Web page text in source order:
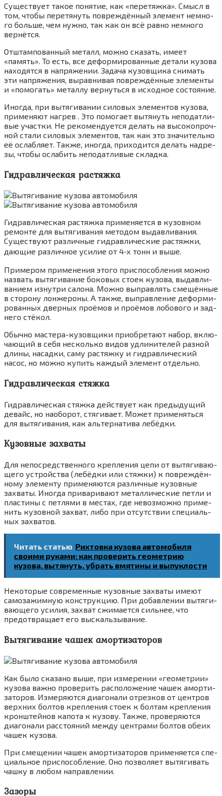
Суще­ству­ет такое поня­тие, как «пере­тяж­ка». Смысл в
том, что­бы пере­тя­нуть повре­ждён­ный эле­мент немно­
го боль­ше, чем нуж­но, так как он всё рав­но немно­го
вер­нёт­ся.
Отштам­по­ван­ный металл, мож­но ска­зать, име­ет
«память». То есть, все дефор­ми­ро­ван­ные дета­ли кузо­ва
нахо­дят­ся в напря­же­нии. Зада­ча кузов­щи­ка сни­мать
эти напря­же­ния, вырав­ни­вая повре­ждён­ные эле­мен­ты
и «помо­гать» метал­лу вер­нуть­ся в исход­ное состо­я­ние.
Ино­гда, при вытя­ги­ва­нии сило­вых эле­мен­тов кузо­ва,
при­ме­ня­ют нагрев . Это помо­га­ет вытя­нуть непо­дат­ли­
вые участ­ки. Не реко­мен­ду­ет­ся делать на высо­ко­проч­
ной ста­ли сило­вых эле­мен­тов, так как это зна­чи­тель­но
её ослаб­ля­ет. Так­же, ино­гда, при­хо­дит­ся делать над­ре­
зы, что­бы осла­бить непо­дат­ли­вые склад­ка.
Гидравлическая растяжка
Гид­рав­ли­че­ская рас­тяж­ка при­ме­ня­ет­ся в кузов­ном
ремон­те для вытя­ги­ва­ния мето­дом выдав­ли­ва­ния.
Суще­ству­ют раз­лич­ные гид­рав­ли­че­ские рас­тяж­ки,
даю­щие раз­лич­ное уси­лие от 4‑х тонн и выше.
При­ме­ром при­ме­не­ния это­го при­спо­соб­ле­ния мож­но
назвать вытя­ги­ва­ние боко­вых сто­ек кузо­ва, выдав­ли­
ва­ни­ем изнут­ри сало­на. Мож­но выправ­лять сме­щён­ные
в сто­ро­ну лон­же­ро­ны. А так­же, выправ­ле­ние дефор­ми­
ро­ван­ных двер­ных про­ёмов и про­ёмов лобо­во­го и зад­
не­го стё­кол.
Обыч­но масте­ра-кузов­щи­ки при­об­ре­та­ют набор, вклю­
ча­ю­щий в себя несколь­ко видов удли­ни­те­лей раз­ной
дли­ны, насад­ки, саму рас­тяж­ку и гид­рав­ли­че­ский
насос, но мож­но купить каж­дый эле­мент отдель­но.
Гидравлическая стяжка
Гид­рав­ли­че­ская стяж­ка дей­ству­ет как преды­ду­щий
девайс, но наобо­рот, стя­ги­ва­ет. Может при­ме­нять­ся
для вытя­ги­ва­ния, как аль­тер­на­ти­ва лебёд­ки.
Кузовные захваты
Для непо­сред­ствен­но­го креп­ле­ния цепи от вытя­ги­ва­ю­
ще­го устрой­ства (лебёд­ки или стяж­ки) к повре­ждён­
но­му эле­мен­ту при­ме­ня­ют­ся раз­лич­ные кузов­ные
захва­ты. Ино­гда при­ва­ри­ва­ют метал­ли­че­ские пет­ли и
пла­сти­ны с пет­ля­ми в местах, где невоз­мож­но при­ме­
нить кузов­ной захват, либо при отсут­ствии спе­ци­аль­
ных захва­тов.
Читать статью Рихтовка кузова автомобиля
своими руками: как проверить геометрию
кузова, вытянуть, убрать вмятины и выпуклости
Неко­то­рые совре­мен­ные кузов­ные захва­ты име­ют
само­за­жим­ную кон­струк­цию. При добав­ле­нии вытя­ги­
ва­ю­ще­го уси­лия, захват сжи­ма­ет­ся силь­нее, что
предот­вра­ща­ет его выскаль­зы­ва­ние.
Вытягивание чашек амортизаторов
Как было ска­за­но выше, при изме­ре­нии «гео­мет­рии»
кузо­ва важ­но про­ве­рить рас­по­ло­же­ние чашек амор­ти­
за­то­ров. Изме­ря­ют­ся диа­го­на­ли отрез­ков от цен­тров
верх­них бол­тов креп­ле­ния сто­ек к бол­там креп­ле­ния
крон­штей­нов капо­та к кузо­ву. Так­же, про­ве­ря­ют­ся
диа­го­на­ли рас­сто­я­ний меж­ду цен­тра­ми бол­тов обе­их
чашек кузо­ва.
При сме­ще­нии чашек амор­ти­за­то­ров при­ме­ня­ет­ся спе­
ци­аль­ное при­спо­соб­ле­ние. Оно поз­во­ля­ет вытя­ги­вать
чаш­ку в любом направ­ле­нии.
Зазоры